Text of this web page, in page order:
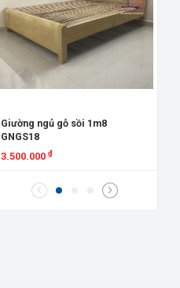
Giường ngủ gỗ sồi 1m8
GNGS18
3.500.000₫